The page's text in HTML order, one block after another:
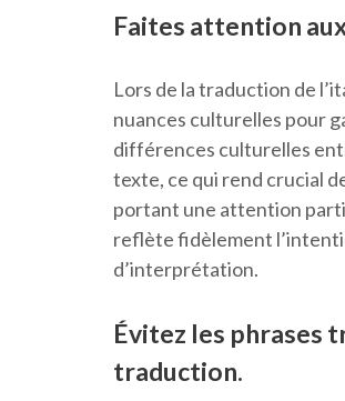
Faites attention
Lors de la traduction de
nuances culturelles pour
différences culturelles
texte, ce qui rend crucial
portant une attention
reflète fidèlement
d’interprétation.
Évitez les phrases
traduction.